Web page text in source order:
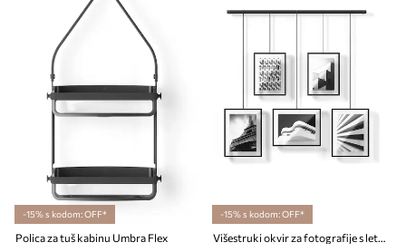
-15% s kodom: OFF*
Polica za tuš kabinu Umbra Flex
-15% s kodom: OFF*